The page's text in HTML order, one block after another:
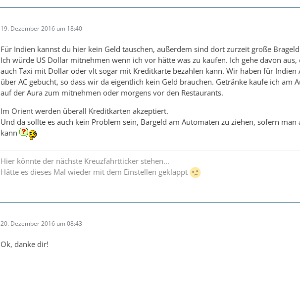
19. Dezember 2016 um 18:40
Für Indien kannst du hier kein Geld tauschen, außerdem sind dort zurzeit große
Ich würde US Dollar mitnehmen wenn ich vor hätte was zu kaufen. Ich gehe davon aus,
auch Taxi mit Dollar oder vlt sogar mit Kreditkarte bezahlen kann. Wir haben für Indien
über AC gebucht, so dass wir da eigentlich kein Geld brauchen. Getränke kaufe ich am
auf der Aura zum mitnehmen oder morgens vor den Restaurants.
Im Orient werden überall Kreditkarten akzeptiert.
Und da sollte es auch kein Problem sein, Bargeld am Automaten zu ziehen, sofern man
kann
Hier könnte der nächste Kreuzfahrtticker stehen...
Hätte es dieses Mal wieder mit dem Einstellen geklappt
20. Dezember 2016 um 08:43
Ok, danke dir!